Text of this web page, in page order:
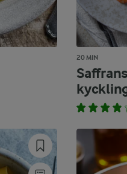
20 MIN